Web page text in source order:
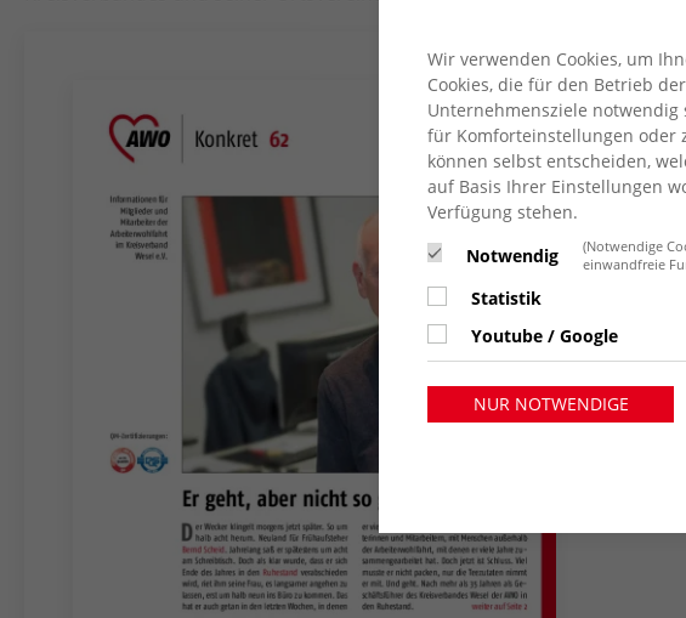
AWO
1. Dezember
Themen
FaireKita /
Spürnase
schafft /
Moerser
Wir verwenden Cookies, um
Cookies, die für den Betrieb
Unternehmensziele notwendig
für Komforteinstellungen oder
können selbst entscheiden,
auf Basis Ihrer Einstellungen
Verfügung stehen.
Notwendig
(Notwendige
einwandfreie
Statistik
Youtube / Google
NUR NOTWENDIGE